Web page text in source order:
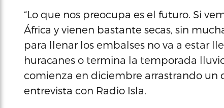
“Lo que nos preocupa es el futuro. Si
África y vienen bastante secas, sin
para llenar los embalses no va a estar
huracanes o termina la temporada
comienza en diciembre arrastrando un
entrevista con Radio Isla.